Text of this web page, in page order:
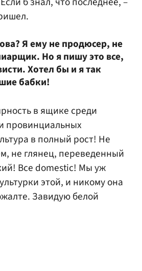
Я ему не продюсер, не
Но я пишу это все,
Хотел бы и я так
бабки!
в ящике среди
провинциальных
в полный рост! Не
не глянец, переведенный
Все domestic! Мы уж
этой, и никому она
Завидую белой